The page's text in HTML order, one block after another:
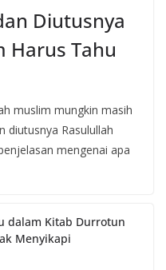
Diutusnya
Harus Tahu
muslim mungkin masih
diutusnya Rasulullah
mengenai apa
dalam Kitab Durrotun
Menyikapi